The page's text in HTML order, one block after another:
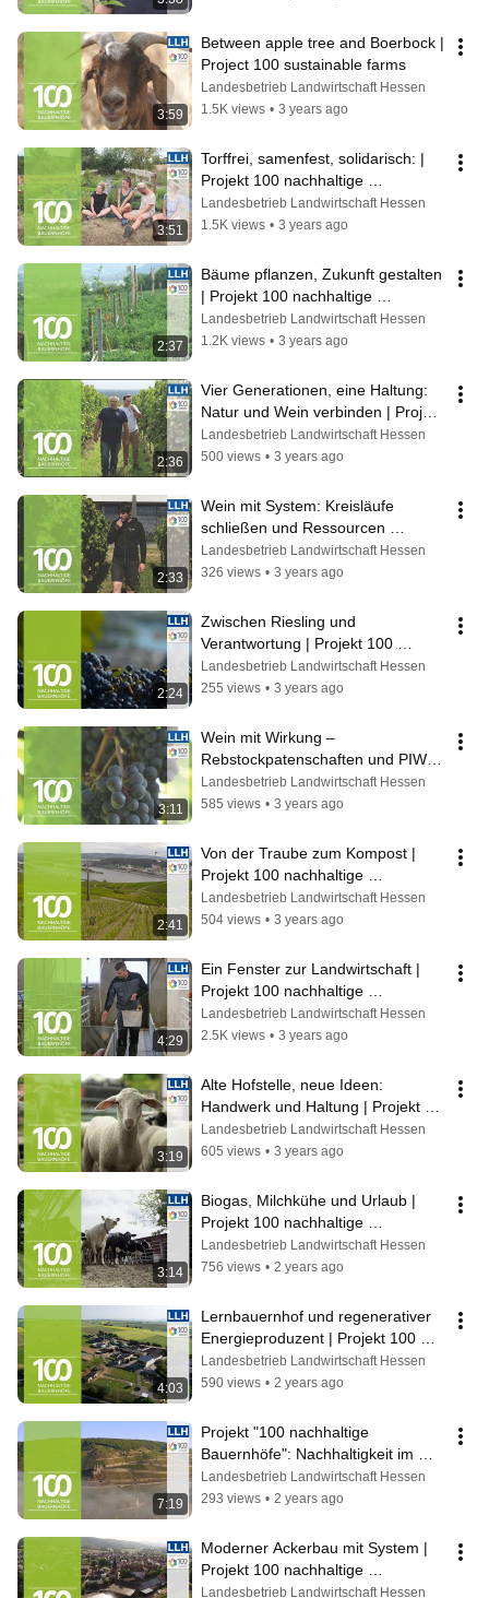
3:59
Between apple tree and Boerbock |
Project 100 sustainable farms
Landesbetrieb Landwirtschaft Hessen
1.5K views • 3 years ago
3:51
Torffrei, samenfest, solidarisch: |
Projekt 100 nachhaltige
Bauernhöfe
Landesbetrieb Landwirtschaft Hessen
1.5K views • 3 years ago
2:37
Bäume pflanzen, Zukunft gestalten
| Projekt 100 nachhaltige
Bauernhöfe
Landesbetrieb Landwirtschaft Hessen
1.2K views • 3 years ago
2:36
Vier Generationen, eine Haltung:
Natur und Wein verbinden | Projekt
100 nachhaltige Bauernhöfe
Landesbetrieb Landwirtschaft Hessen
500 views • 3 years ago
2:33
Wein mit System: Kreisläufe
schließen und Ressourcen
schonen | Projekt 100 nachhaltige
Bauernhöfe
Landesbetrieb Landwirtschaft Hessen
326 views • 3 years ago
2:24
Zwischen Riesling und
Verantwortung | Projekt 100
nachhaltige Bauernhöfe
Landesbetrieb Landwirtschaft Hessen
255 views • 3 years ago
3:11
Wein mit Wirkung –
Rebstockpatenschaften und PIWIs|
Projekt 100 nachhaltige
Bauernhöfe
Landesbetrieb Landwirtschaft Hessen
585 views • 3 years ago
2:41
Von der Traube zum Kompost |
Projekt 100 nachhaltige
Bauernhöfe
Landesbetrieb Landwirtschaft Hessen
504 views • 3 years ago
4:29
Ein Fenster zur Landwirtschaft |
Projekt 100 nachhaltige
Bauernhöfe
Landesbetrieb Landwirtschaft Hessen
2.5K views • 3 years ago
3:19
Alte Hofstelle, neue Ideen:
Handwerk und Haltung | Projekt
100 nachhaltige Bauernhöfe
Landesbetrieb Landwirtschaft Hessen
605 views • 3 years ago
3:14
Biogas, Milchkühe und Urlaub |
Projekt 100 nachhaltige
Bauernhöfe
Landesbetrieb Landwirtschaft Hessen
756 views • 2 years ago
4:03
Lernbauernhof und regenerativer
Energieproduzent | Projekt 100
nachhaltige Bauernhöfe
Landesbetrieb Landwirtschaft Hessen
590 views • 2 years ago
7:19
Projekt "100 nachhaltige
Bauernhöfe": Nachhaltigkeit im
hessischen Weinbau
Landesbetrieb Landwirtschaft Hessen
293 views • 2 years ago
Moderner Ackerbau mit System |
Projekt 100 nachhaltige
Bauernhöfe
Landesbetrieb Landwirtschaft Hessen